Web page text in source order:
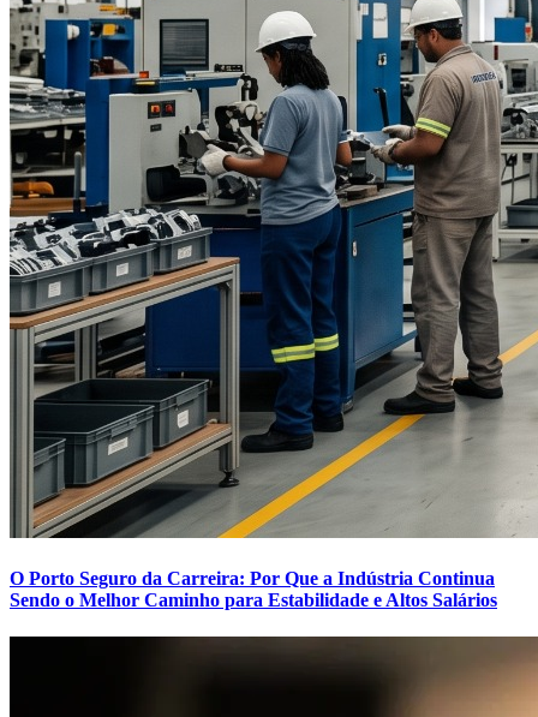
O Porto Seguro da Carreira: Por Que a Indústria Continua
Sendo o Melhor Caminho para Estabilidade e Altos Salários